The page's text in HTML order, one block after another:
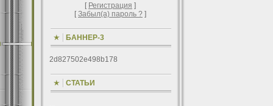
[ Регистрация ]
[Забыл(а) пароль ? ]
БАННЕР-3
2d827502e498b178
СТАТЬИ